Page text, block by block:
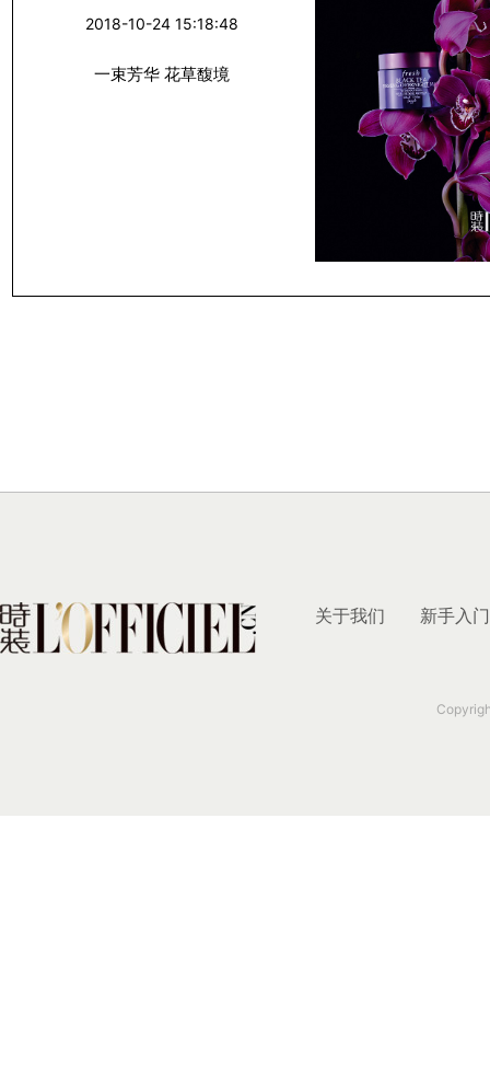
2018-10-24 15:18:48
一束芳华 花草馥境
关于我们 新手入门